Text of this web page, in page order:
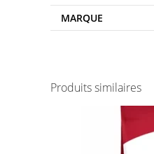
MARQUE
Produits similaires